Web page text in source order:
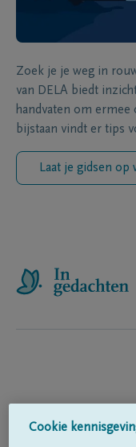
Zoek je je weg in
van DELA biedt
handvaten om ermee
bijstaan vindt er tips
Laat je gidsen op
Cookie